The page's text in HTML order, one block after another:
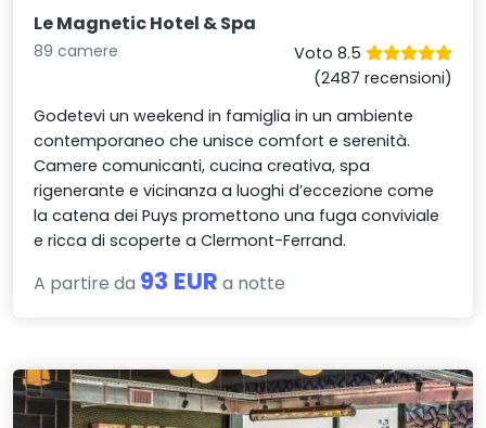
Le Magnetic Hotel & Spa
89 camere
Voto 8.5
(2487 recensioni)
Godetevi un weekend in famiglia in un ambiente
contemporaneo che unisce comfort e serenità.
Camere comunicanti, cucina creativa, spa
rigenerante e vicinanza a luoghi d’eccezione come
la catena dei Puys promettono una fuga conviviale
e ricca di scoperte a Clermont-Ferrand.
A partire da 93 EUR a notte